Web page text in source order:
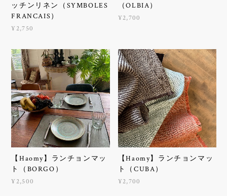
ッチンリネン（SYMBOLES
FRANCAIS）
¥2,750
（OLBIA）
¥2,700
【Haomy】ランチョンマッ
ト（BORGO）
¥2,500
【Haomy】ランチョンマッ
ト（CUBA）
¥2,700